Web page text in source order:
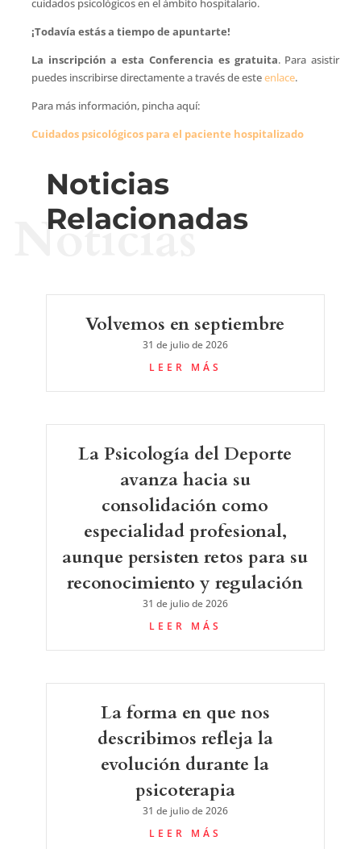
cuidados psicológicos en el ámbito hospitalario.
¡Todavía estás a tiempo de apuntarte!
La inscripción a esta Conferencia es gratuita. Para asistir
puedes inscribirse directamente a través de esteenlace.
Para más información, pincha aquí:
Cuidados psicológicos para el paciente hospitalizado
Noticias
Relacionadas
Noticias
Volvemos en septiembre
31 de julio de 2026
LEER MÁS
La Psicología del Deporte
avanza hacia su
consolidación como
especialidad profesional,
aunque persisten retos para su
reconocimiento y regulación
31 de julio de 2026
LEER MÁS
La forma en que nos
describimos refleja la
evolución durante la
psicoterapia
31 de julio de 2026
LEER MÁS